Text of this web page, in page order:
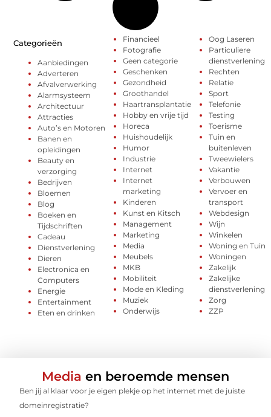
Categorieën
Aanbiedingen
Adverteren
Afvalverwerking
Alarmsysteem
Architectuur
Attracties
Auto’s en Motoren
Banen en
opleidingen
Beauty en
verzorging
Bedrijven
Bloemen
Blog
Boeken en
Tijdschriften
Cadeau
Dienstverlening
Dieren
Electronica en
Computers
Energie
Entertainment
Eten en drinken
Financieel
Fotografie
Geen categorie
Geschenken
Gezondheid
Groothandel
Haartransplantatie
Hobby en vrije tijd
Horeca
Huishoudelijk
Humor
Industrie
Internet
Internet
marketing
Kinderen
Kunst en Kitsch
Management
Marketing
Media
Meubels
MKB
Mobiliteit
Mode en Kleding
Muziek
Onderwijs
Oog Laseren
Particuliere
dienstverlening
Rechten
Relatie
Sport
Telefonie
Testing
Toerisme
Tuin en
buitenleven
Tweewielers
Vakantie
Verbouwen
Vervoer en
transport
Webdesign
Wijn
Winkelen
Woning en Tuin
Woningen
Zakelijk
Zakelijke
dienstverlening
Zorg
ZZP
Media en beroemde mensen
Ben jij al klaar voor je eigen plekje op het internet met de juiste
domeinregistratie?